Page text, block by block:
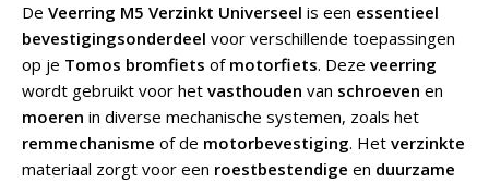
De Veerring M5 Verzinkt Universeel is een essentieel
bevestigingsonderdeel voor verschillende toepassingen
op je Tomos bromfiets of motorfiets. Deze veerring
wordt gebruikt voor het vasthouden van schroeven en
moeren in diverse mechanische systemen, zoals het
remmechanisme of de motorbevestiging. Het verzinkte
materiaal zorgt voor een roestbestendige en duurzame